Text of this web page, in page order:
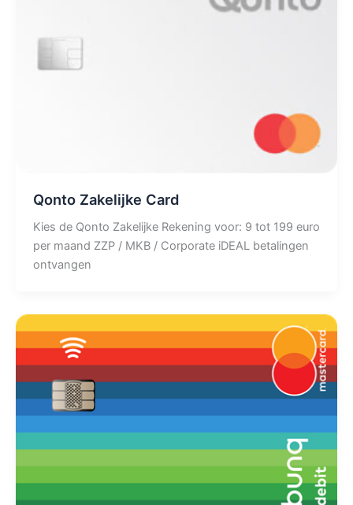
Qonto Zakelijke Card
Kies de Qonto Zakelijke Rekening voor: 9 tot 199 euro
per maand ZZP / MKB / Corporate iDEAL betalingen
ontvangen